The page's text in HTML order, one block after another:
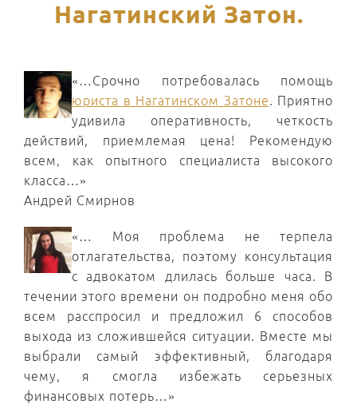
Нагатинский Затон.
«…Срочно потребовалась помощь
юриста в Нагатинском Затоне. Приятно
удивила оперативность, четкость
действий, приемлемая цена! Рекомендую
всем, как опытного специалиста высокого
класса…»
Андрей Смирнов
«… Моя проблема не терпела
отлагательства, поэтому консультация
с адвокатом длилась больше часа. В
течении этого времени он подробно меня обо
всем расспросил и предложил 6 способов
выхода из сложившейся ситуации. Вместе мы
выбрали самый эффективный, благодаря
чему, я смогла избежать серьезных
финансовых потерь…»